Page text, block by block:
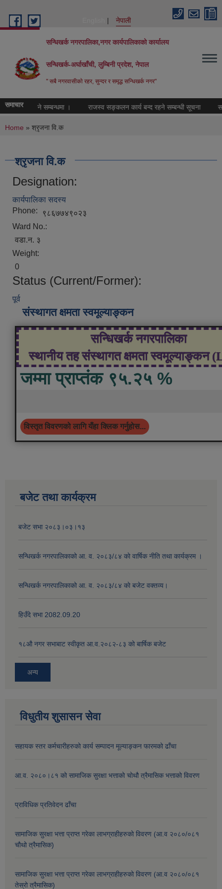
नेपाली
सन्धिखर्क नगरपालिका,नगर कार्यपालिकाको कार्यालय
सन्धिखर्क-अर्घाखाँची, लुम्बिनी प्रदेश, नेपाल
" सबै नगरवासीकाे रहर, सुन्दर र समृद्ध सन्धिखर्क नगर"
समाचारगराइने सम्बन्धमा । राजस्व सङ्कलन कार्य बन्द रहने सम्बन्धी सूचना
You are here
Home » श्रृजना वि‍.क
श्रृजना वि‍.क
Designation:
कार्यपालिका सदस्य
Phone:
९८६७७४९०२३
Ward No.:
वडा.न. ३
Weight:
0
Status (Current/Former):
पूर्व
संस्थागत क्षमता स्वमूल्याङ्कन
सन्धिखर्क नगरपालिका
स्थानीय तह संस्थागत क्षमता स्वमूल्याङ्कन
जम्मा प्राप्तंक ९५.२५ %
विस्तृत विवरणको लागि यँहा क्लिक गर्नुहोस...
बजेट तथा कार्यक्रम
बजेट सभा २०८३।०३।१३
सन्धिखर्क नगरपालिकाको आ. व. २०८३/८४ काे वार्षिक नीति तथा कार्यक्रम ।
सन्धिखर्क नगरपालिकाको आ. व. २०८३/८४ काे बजेट वक्तव्य।
हिउँदे सभा 2082.09.20
१८‍औ नगर सभाबाट स्वीकृत आ.व.२०८२-८३ को बार्षिक बजेट
अन्य
विधुतीय शुसासन सेवा
सहायक स्तर कर्मचारीहरुको कार्य सम्पादन मूल्याङ्कन फारमको ढाँचा
आ.व. २०८०।८१ को सामाजिक सुरक्षा भत्ताको चोथौ त्रैमासिक भत्ताको विवरण
प्राविधिक प्रतिवेदन ढाँचा
सामाजिक सुरक्षा भत्ता प्राप्त गरेका लाभग्राहीहरुको विवरण (आ.व २०८०/०८१
चौथो त्रैमासिक)
सामाजिक सुरक्षा भत्ता प्राप्त गरेका लाभग्राहीहरुको विवरण (आ.व २०८०/०८१
तेस्रो त्रैमासिक)